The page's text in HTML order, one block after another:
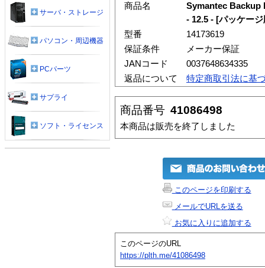
商品名
Symantec Backup
- 12.5 - [パッケー
型番
14173619
保証条件
メーカー保証
JANコード
0037648634335
返品について
特定商取引法に基
商品番号 41086498
本商品は販売を終了しました
このページを印刷する
メールでURLを送る
お気に入りに追加する
このページのURL
https://plth.me/41086498
サーバ・ストレージ
パソコン・周辺機器
PCパーツ
サプライ
ソフト・ライセンス